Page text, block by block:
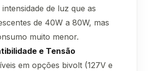
intensidade de luz que as
de 40W a 80W, mas
muito menor.
e Tensão
em opções bivolt (127V e